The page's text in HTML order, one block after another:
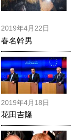
2019年4月22日
春名幹男
2019年4月18日
花田吉隆